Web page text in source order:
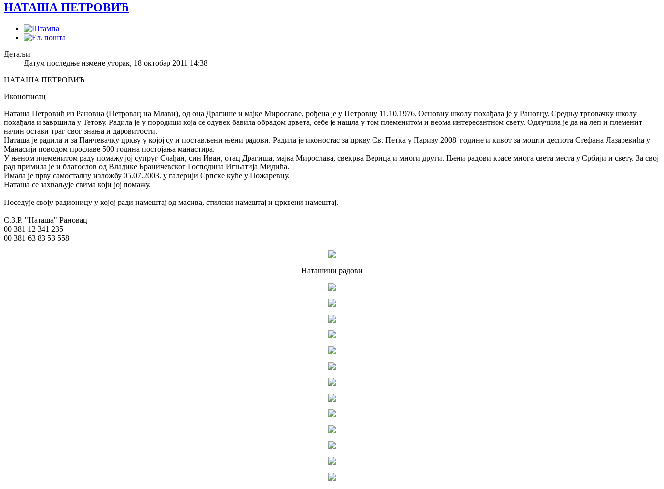
НАТАША ПЕТРОВИЋ
Детаљи
Датум последње измене уторак, 18 октобар 2011 14:38
НАТАША ПЕТРОВИЋ
Иконописац
Наташа Петровић из Рановца (Петровац на Млави), од оца Драгише и мајке Мирославе, рођена је у Петровцу 11.10.1976. Основну школу похађала је у Рановцу. Средњу трговачку школу
похађала и завршила у Тетову. Радила је у породици која се одувек бавила обрадом дрвета, себе је нашла у том племенитом и веома интересантном свету. Одлучила је да на леп и племенит
начин остави траг свог знања и даровитости.
Наташа је радила и за Панчевачку цркву у којој су и постављени њени радови. Радила је иконостас за цркву Св. Петка у Паризу 2008. године и кивот за мошти деспота Стефана Лазаревића у
Манасији поводом прославе 500 година постојања манастира.
У њеном племенитом раду помажу јој супруг Слађан, син Иван, отац Драгиша, мајка Мирослава, свекрва Верица и многи други. Њени радови красе многа света места у Србији и свету. За свој
рад примила је и благослов од Владике Браничевског Господина Игњатија Мидића.
Имала је прву самосталну изложбу 05.07.2003. у галерији Српске куће у Пожаревцу.
Наташа се захваљује свима који јој помажу.
Поседује своју радионицу у којој ради намештај од масива, стилски намештај и црквени намештај.
С.З.Р. "Наташа" Рановац
00 381 12 341 235
00 381 63 83 53 558
Наташини радови